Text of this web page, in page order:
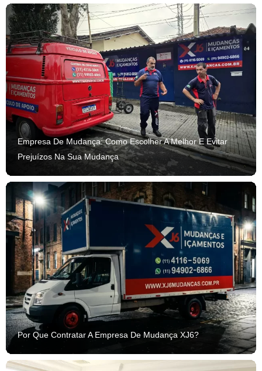
Empresa De Mudança: Como Escolher A Melhor E Evitar
Prejuízos Na Sua Mudança
Por Que Contratar A Empresa De Mudança XJ6?